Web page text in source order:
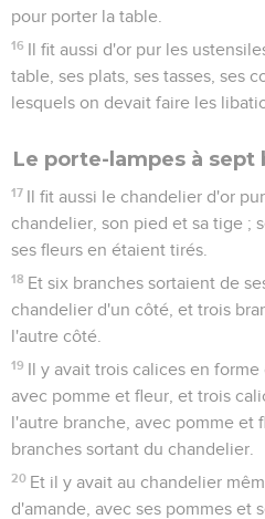
pour porter la table.
16 Il fit aussi d'or pur les
table, ses plats, ses tasses, ses
lesquels on devait faire les
Le porte-lampes à sept
17 Il fit aussi le chandelier d'or
chandelier, son pied et sa tige ;
ses fleurs en étaient tirés.
18 Et six branches sortaient de
chandelier d'un côté, et trois
l'autre côté.
19 Il y avait trois calices en forme
avec pomme et fleur, et trois
l'autre branche, avec pomme et
branches sortant du chandelier.
20 Et il y avait au chandelier
d'amande, avec ses pommes et